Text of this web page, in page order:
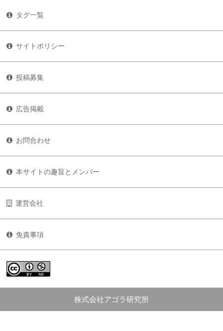
タグ一覧
サイトポリシー
投稿募集
広告掲載
お問合わせ
本サイトの趣旨とメンバー
運営会社
免責事項
株式会社アゴラ研究所